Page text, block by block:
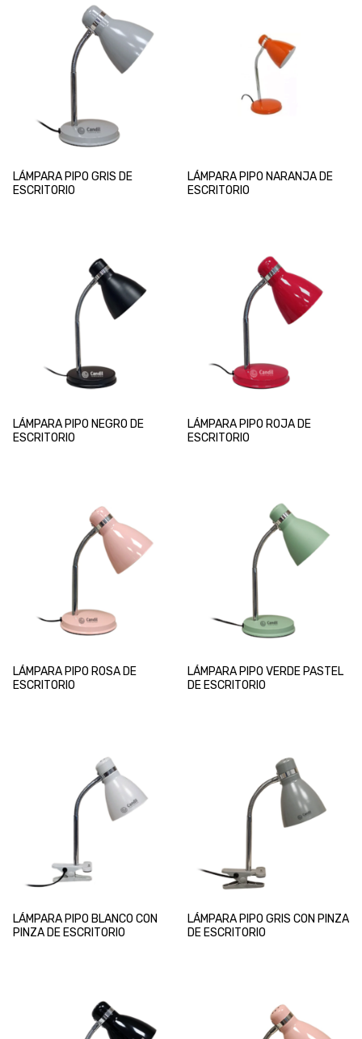
LÁMPARA PIPO GRIS DE
ESCRITORIO
LÁMPARA PIPO NARANJA DE
ESCRITORIO
LÁMPARA PIPO NEGRO DE
ESCRITORIO
LÁMPARA PIPO ROJA DE
ESCRITORIO
LÁMPARA PIPO ROSA DE
ESCRITORIO
LÁMPARA PIPO VERDE PASTEL
DE ESCRITORIO
LÁMPARA PIPO BLANCO CON
PINZA DE ESCRITORIO
LÁMPARA PIPO GRIS CON PINZA
DE ESCRITORIO